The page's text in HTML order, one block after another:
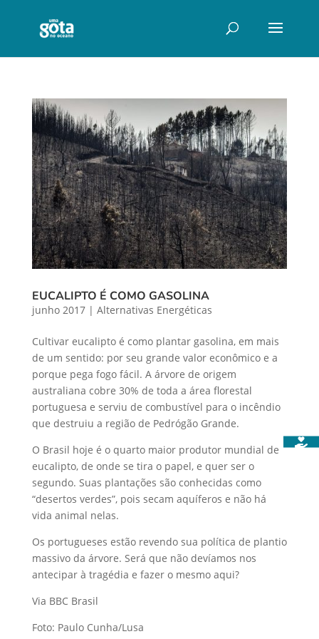
EUCALIPTO É COMO GASOLINA
junho 2017| Alternativas Energéticas
Cultivar eucalipto é como plantar gasolina, em mais
de um sentido: por seu grande valor econômico e a
porque pega fogo fácil. A árvore de origem
australiana cobre 30% de toda a área florestal
portuguesa e serviu de combustível para o incêndio
que destruiu a região de Pedrógão Grande.
O Brasil hoje é o quarto maior produtor mundial de
eucalipto, de onde se tira o papel, e quer ser o
segundo. Suas plantações são conhecidas como
“desertos verdes”, pois secam aquíferos e não há
vida animal nelas.
Os portugueses estão revendo sua política de plantio
massivo da árvore. Será que não devíamos nos
antecipar à tragédia e fazer o mesmo aqui?
Via BBC Brasil
Foto: Paulo Cunha/Lusa